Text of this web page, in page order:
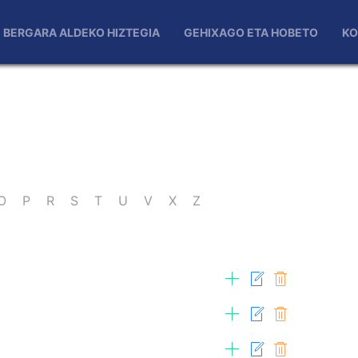
BERGARA ALDEKO HIZTEGIA GEHIXAGO ETA HOBETO
P R S T U V X Z